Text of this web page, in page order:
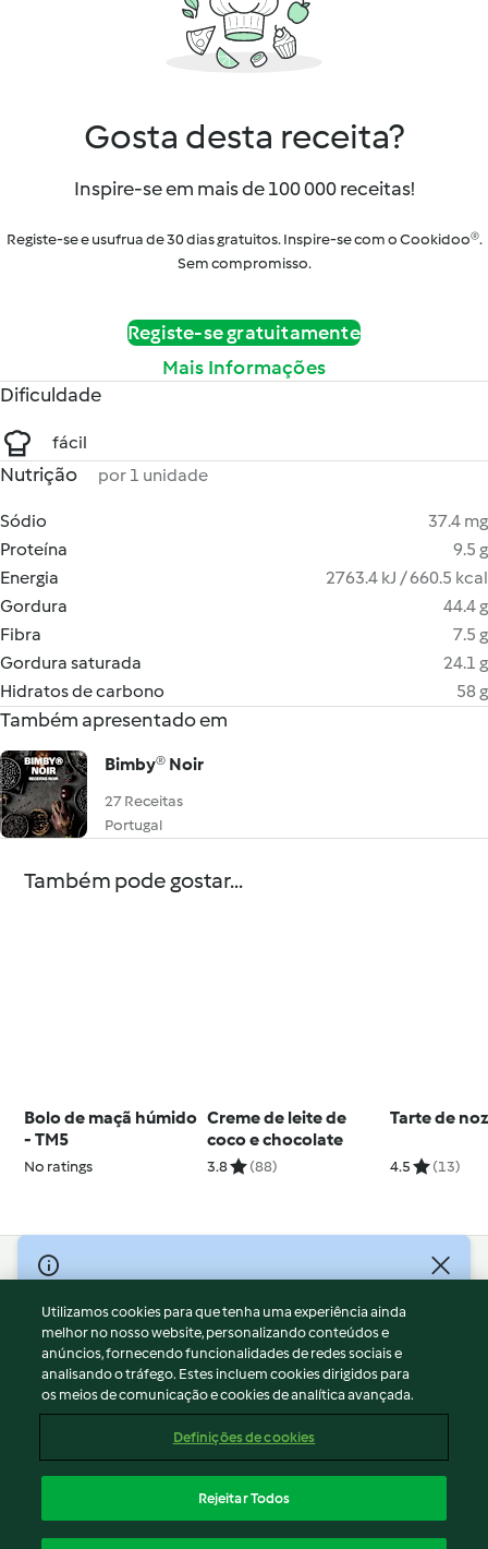
Gosta desta receita?
Inspire-se em mais de 100 000 receitas!
Registe-se e usufrua de 30 dias gratuitos. Inspire-se com o Cookidoo®.
Sem compromisso.
Registe-se gratuitamente
Mais Informações
Dificuldade
fácil
Nutrição por 1 unidade
Sódio
37.4 mg
Proteína
9.5 g
Energia
2763.4 kJ / 660.5 kcal
Gordura
44.4 g
Fibra
7.5 g
Gordura saturada
24.1 g
Hidratos de carbono
58 g
Também apresentado em
Bimby® Noir
27 Receitas
Portugal
Também pode gostar...
Bolo de maçã húmido
- TM5
No ratings
Creme de leite de
coco e chocolate
3.8 (88)
Tarte de
4.5 (13)
© Copyright 2026
Termos de Utilização
Aviso sobre Proteção de Dados
Aviso
Apoio legal
Conteúdo do relatório
Declaração de acessibilidade
Utilizamos cookies para que tenha uma experiência ainda
melhor no nosso website, personalizando conteúdos e
anúncios, fornecendo funcionalidades de redes sociais e
analisando o tráfego. Estes incluem cookies dirigidos para
os meios de comunicação e cookies de analítica avançada.
Definições de cookies
Rejeitar Todos